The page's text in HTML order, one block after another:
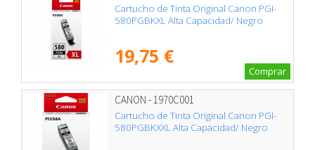
Cartucho de Tinta Original Canon PGI-
580PGBKXL Alta Capacidad/ Negro
19,75 €
Comprar
CANON - 1970C001
Cartucho de Tinta Original Canon PGI-
580PGBKXXL Alta Capacidad/ Negro